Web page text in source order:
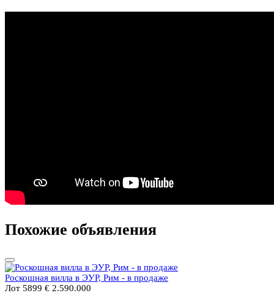
Город
спроса
Накрытая балконная плита: кому она принадлежит и кто
Продажа